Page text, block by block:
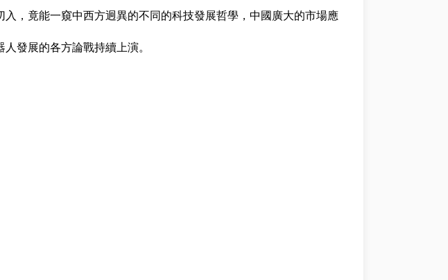
，竟能一窺中西方迥異的不同的科技發展哲學，中國廣大的市場應
發展的各方論戰持續上演。